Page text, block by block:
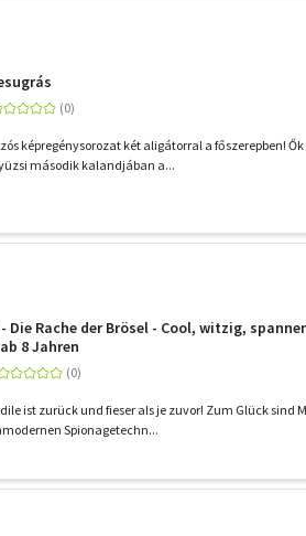
képregénysorozat két aligátorral a főszerepben! Ők
második kalandjában a...
Die Rache der Brösel - Cool, witzig,
8 Jahren
ist zurück und fieser als je zuvor! Zum Glück sind
Spionagetechn...